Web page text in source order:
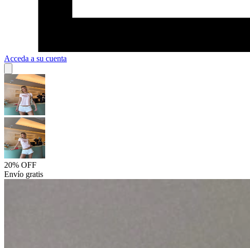
Acceda a su cuenta
20% OFF
Envío gratis